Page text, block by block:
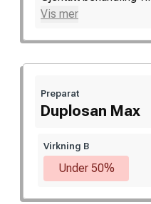
Vis mer
Preparat
Duplosan Max
Virkning B
Under 50%